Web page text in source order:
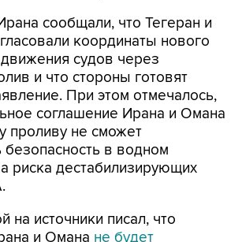
сообщали, что Тегеран и
координаты нового
судов через
и что стороны готовят
При этом отмечалось,
соглашение Ирана и Омана
проливу не сможет
безопасность в водном
риска дестабилизирующих
на источники писал, что
и Омана не будет